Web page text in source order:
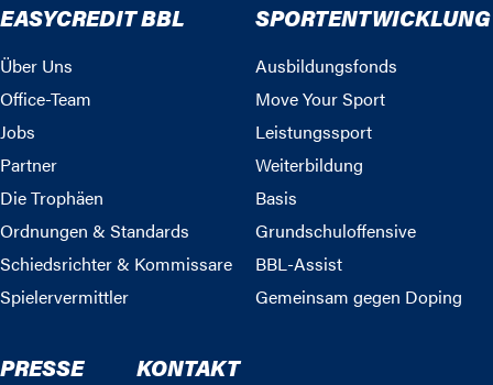
EASYCREDIT BBL
Über Uns
Office-Team
Jobs
Partner
Die Trophäen
Ordnungen & Standards
Schiedsrichter & Kommissare
Spielervermittler
SPORTENTWICKLUNG
Ausbildungsfonds
Move Your Sport
Leistungssport
Weiterbildung
Basis
Grundschuloffensive
BBL-Assist
Gemeinsam gegen Doping
PRESSE KONTAKT